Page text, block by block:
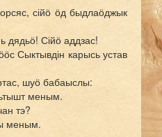
сійӧ ӧд быдлаӧджык
Сійӧ аддзас!
Сыктывдін карысь устав
шуӧ бабаыслы:
меным.
тэ?
меным.